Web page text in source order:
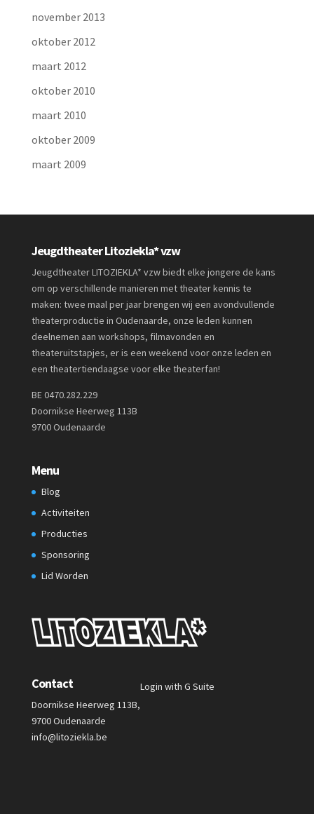
november 2013
oktober 2012
maart 2012
oktober 2010
maart 2010
oktober 2009
maart 2009
Jeugdtheater Litoziekla* vzw
Jeugdtheater LITOZIEKLA* vzw biedt elke jongere de kans
om op verschillende manieren met theater kennis te
maken: twee maal per jaar brengen wij een avondvullende
theaterproductie in Oudenaarde, onze leden kunnen
deelnemen aan workshops, filmavonden en
theateruitstapjes, er is een weekend voor onze leden en
een theatertiendaagse voor elke theaterfan!
BE 0470.282.229
Doornikse Heerweg 113B
9700 Oudenaarde
Menu
Blog
Activiteiten
Producties
Sponsoring
Lid Worden
Contact
Doornikse Heerweg 113B,
9700 Oudenaarde
info@litoziekla.be
Login with G Suite